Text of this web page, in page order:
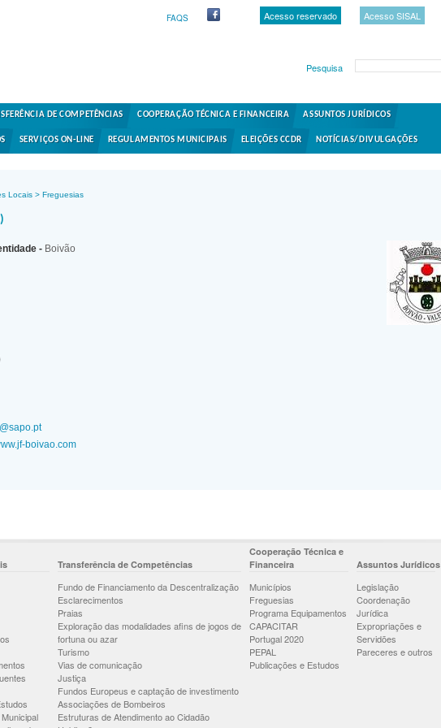
Acesso reservado Acesso SISAL
FAQS
Pesquisa
DE COMPETÊNCIAS COOPERAÇÃO TÉCNICA E FINANCEIRA ASSUNTOS JURÍDICOS
SERVIÇOS ON-LINE REGULAMENTOS MUNICIPAIS ELEIÇÕES CCDR NOTÍCIAS/DIVULGAÇÕES
Locais > Freguesias
- Boivão
boivao.com
Transferência de Competências
Fundo de Financiamento da Descentralização
Esclarecimentos
Praias
Exploração das modalidades afins de jogos de
fortuna ou azar
Turismo
Vias de comunicação
Justiça
Fundos Europeus e captação de investimento
Associações de Bombeiros
Estruturas de Atendimento ao Cidadão
Cooperação Técnica e
Financeira
Municípios
Freguesias
Programa Equipamentos
CAPACITAR
Portugal 2020
PEPAL
Publicações e Estudos
Assuntos Jurídicos
Legislação
Coordenação
Jurídica
Expropriações e
Servidões
Pareceres e outros